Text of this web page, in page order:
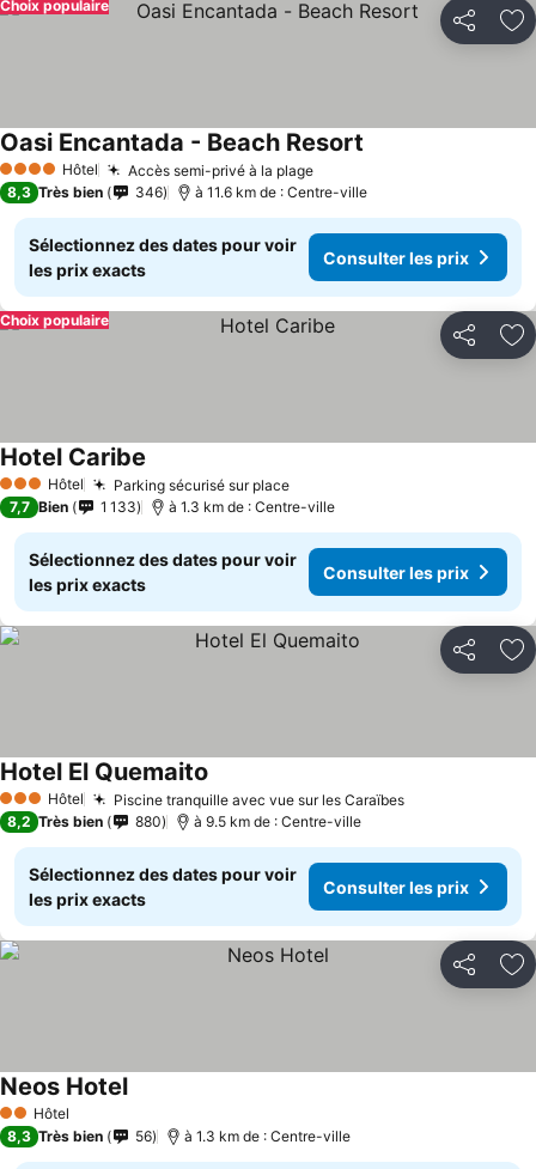
Partager
Choix populaire
4 Étoiles Hôtel Accès semi-privé à la plage
Oasi Encantada - Beach Resort
8,3 Très bien 346 à 11.6 km de : Centre-ville
Sélectionnez des dates pour voir
les prix exacts
Consulter les prix
Partager
Choix populaire
3 ÉtoilesHôtel Parking sécurisé sur place
Hotel Caribe
7,7 Bien 1 133 à 1.3 km de : Centre-ville
Sélectionnez des dates pour voir
les prix exacts
Consulter les prix
Partager
3 ÉtoilesHôtel Piscine tranquille avec vue sur les Caraïbes
Hotel El Quemaito
8,2 Très bien 880 à 9.5 km de : Centre-ville
Sélectionnez des dates pour voir
les prix exacts
Consulter les prix
Partager
2 Étoiles
Hôtel
Neos Hotel
8,3 Très bien 56 à 1.3 km de : Centre-ville